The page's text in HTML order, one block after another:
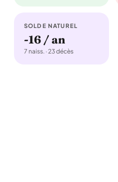
SOLDE NATUREL
-16 / an
7 naiss. · 23 décès